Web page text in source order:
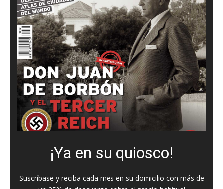
¡Ya en su quiosco!
Suscríbase y reciba cada mes en su domicilio con más de